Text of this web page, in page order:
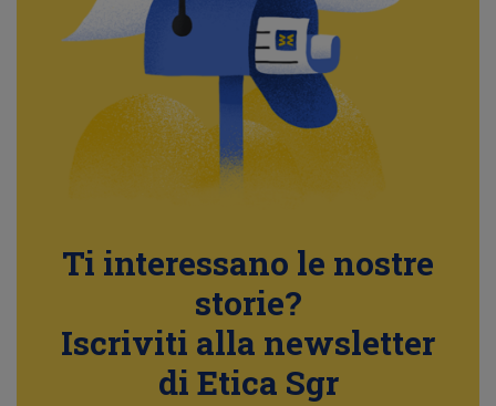
Ti interessano le nostre
storie?
Iscriviti alla newsletter
di Etica Sgr